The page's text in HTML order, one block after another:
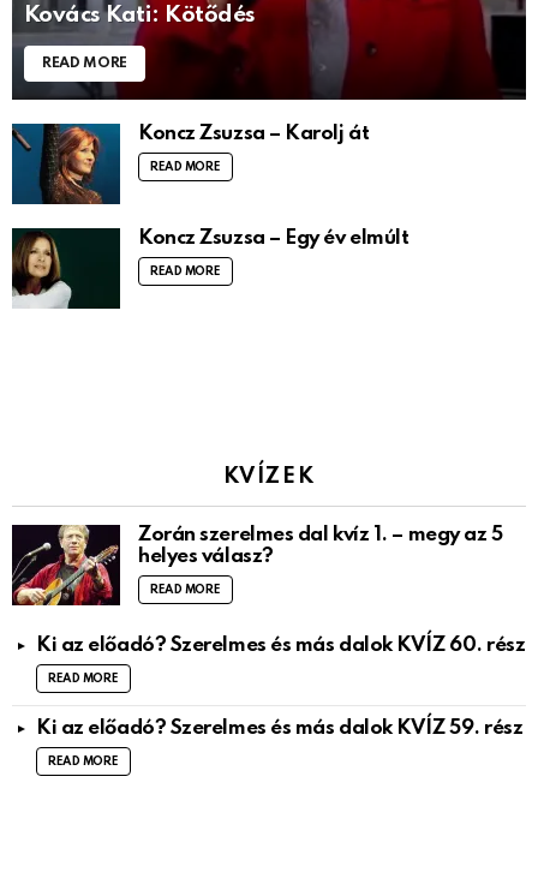
Kovács Kati: Kötődés
READ MORE
Koncz Zsuzsa – Karolj át
READ MORE
Koncz Zsuzsa – Egy év elmúlt
READ MORE
KVÍZEK
Zorán szerelmes dal kvíz 1. – megy az 5
helyes válasz?
READ MORE
Ki az előadó? Szerelmes és más dalok KVÍZ 60. rész
READ MORE
Ki az előadó? Szerelmes és más dalok KVÍZ 59. rész
READ MORE